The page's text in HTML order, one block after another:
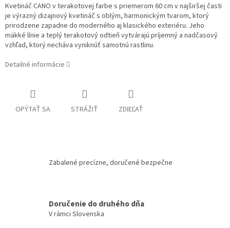
Kvetináč CANO v terakotovej farbe s priemerom 60 cm v najširšej časti
je výrazný dizajnový kvetináč s oblým, harmonickým tvarom, ktorý
prirodzene zapadne do moderného aj klasického exteriéru. Jeho
mäkké línie a teplý terakotový odtieň vytvárajú príjemný a nadčasový
vzhľad, ktorý necháva vyniknúť samotnú rastlinu.
Detailné informácie
OPÝTAŤ SA STRÁŽIŤ ZDIEĽAŤ
Zabalené precízne, doručené bezpečne
Doručenie do druhého dňa
V rámci Slovenska